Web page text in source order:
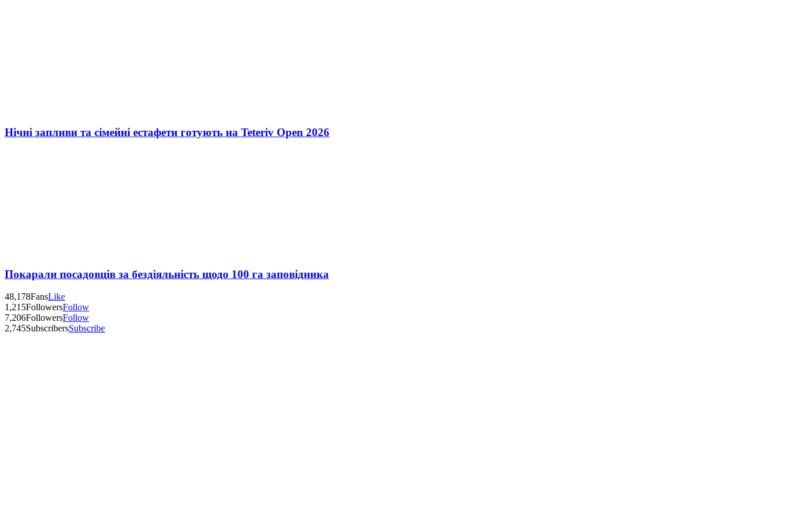
Нічні запливи та сімейні естафети готують на Teteriv Open 2026
Покарали посадовців за бездіяльність щодо 100 га заповідника
48,178FansLike
1,215FollowersFollow
7,206FollowersFollow
2,745SubscribersSubscribe